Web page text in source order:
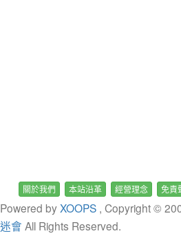
關於我們 本站沿革 經營理念 免責
Powered byXOOPS , Copyright ©
迷會 All Rights Reserved.